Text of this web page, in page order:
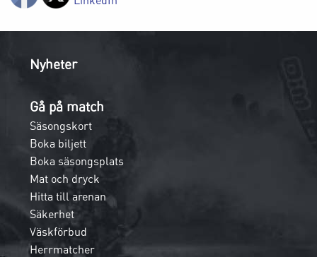
Nyheter
Gå på match
Säsongskort
Boka biljett
Boka säsongsplats
Mat och dryck
Hitta till arenan
Säkerhet
Väskförbud
Herrmatcher